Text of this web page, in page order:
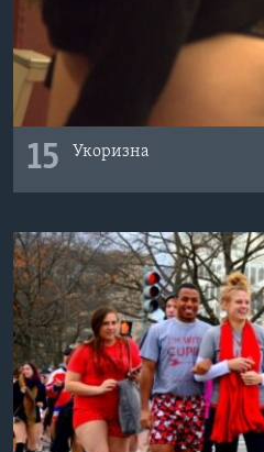
15 Укоризна